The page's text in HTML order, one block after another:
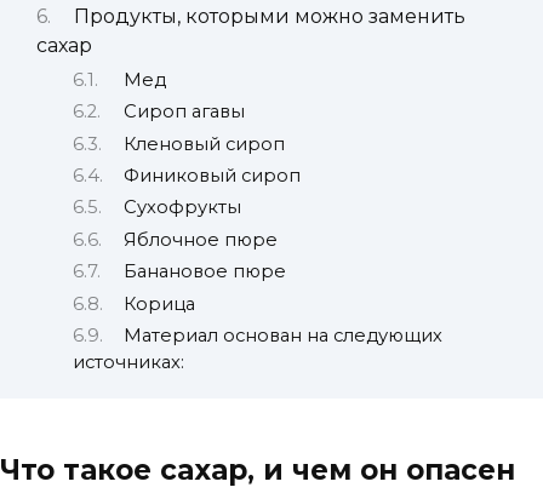
Продукты, которыми можно заменить
сахар
Мед
Сироп агавы
Кленовый сироп
Финиковый сироп
Сухофрукты
Яблочное пюре
Банановое пюре
Корица
Материал основан на следующих
источниках:
Что такое сахар, и чем он опасен